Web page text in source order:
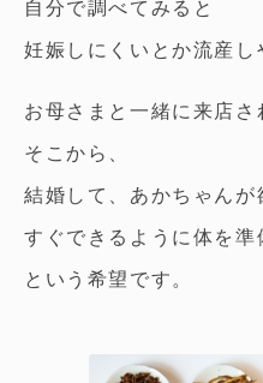
自分で調べてみると
妊娠しにくいとか流産し
お母さまと一緒に来店さ
そこから、
結婚して、あかちゃんが
すぐできるように体を準
という希望です。